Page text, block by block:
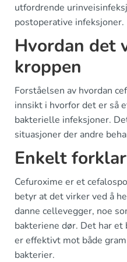
utfordrende
postoperative infeksjoner.
Hvordan det
kroppen
Forståelsen av hvordan
innsikt i hvorfor det er så
bakterielle infeksjoner.
situasjoner der andre
Enkelt
Cefuroxime er et
betyr at det virker ved å
danne cellevegger, noe
bakteriene dør. Det har
er effektivt mot både
bakterier.